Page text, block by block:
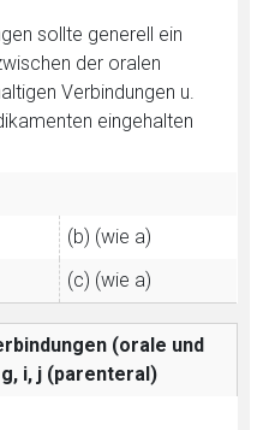
sollte generell ein
der oralen
Verbindungen u.
eingehalten
(b) (wie a)
(c) (wie a)
(orale und
g, i, j (parenteral)